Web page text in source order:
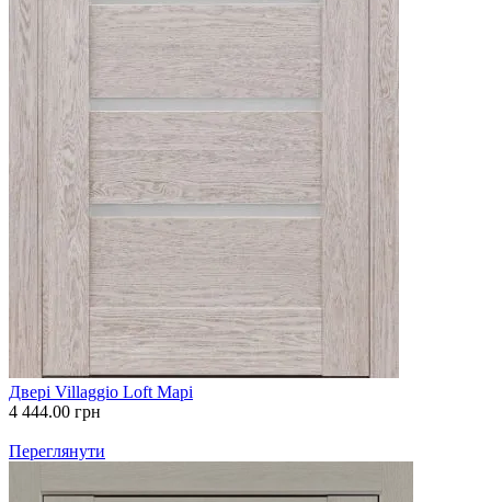
Двері Villaggio Loft Марі
4 444.00 грн
Переглянути